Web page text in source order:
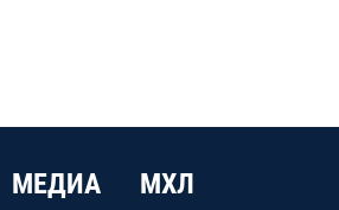
МЕДИА МХЛ